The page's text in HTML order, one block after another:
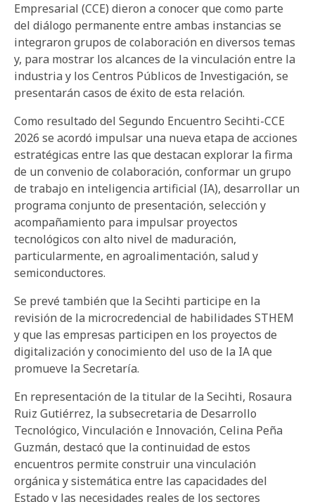
Empresarial (CCE) dieron a conocer que como parte
del diálogo permanente entre ambas instancias se
integraron grupos de colaboración en diversos temas
y, para mostrar los alcances de la vinculación entre la
industria y los Centros Públicos de Investigación, se
presentarán casos de éxito de esta relación.
Como resultado del Segundo Encuentro Secihti-CCE
2026 se acordó impulsar una nueva etapa de acciones
estratégicas entre las que destacan explorar la firma
de un convenio de colaboración, conformar un grupo
de trabajo en inteligencia artificial (IA), desarrollar un
programa conjunto de presentación, selección y
acompañamiento para impulsar proyectos
tecnológicos con alto nivel de maduración,
particularmente, en agroalimentación, salud y
semiconductores.
Se prevé también que la Secihti participe en la
revisión de la microcredencial de habilidades STHEM
y que las empresas participen en los proyectos de
digitalización y conocimiento del uso de la IA que
promueve la Secretaría.
En representación de la titular de la Secihti, Rosaura
Ruiz Gutiérrez, la subsecretaria de Desarrollo
Tecnológico, Vinculación e Innovación, Celina Peña
Guzmán, destacó que la continuidad de estos
encuentros permite construir una vinculación
orgánica y sistemática entre las capacidades del
Estado y las necesidades reales de los sectores